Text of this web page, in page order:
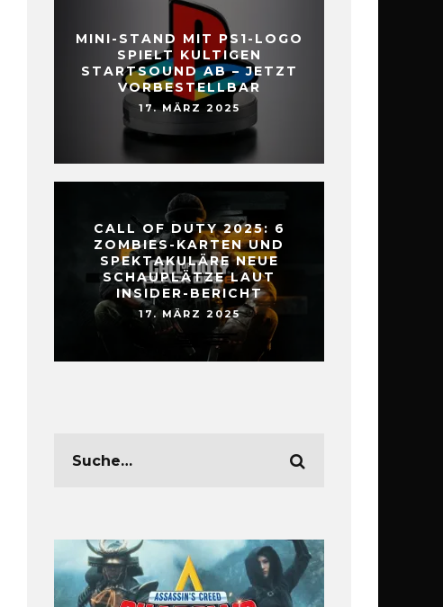
MINI-STAND MIT PS1-LOGO
SPIELT KULTIGEN
STARTSOUND AB – JETZT
VORBESTELLBAR
17. MÄRZ 2025
CALL OF DUTY 2025: 6
ZOMBIES-KARTEN UND
SPEKTAKULÄRE NEUE
SCHAUPLÄTZE LAUT
INSIDER-BERICHT
17. MÄRZ 2025